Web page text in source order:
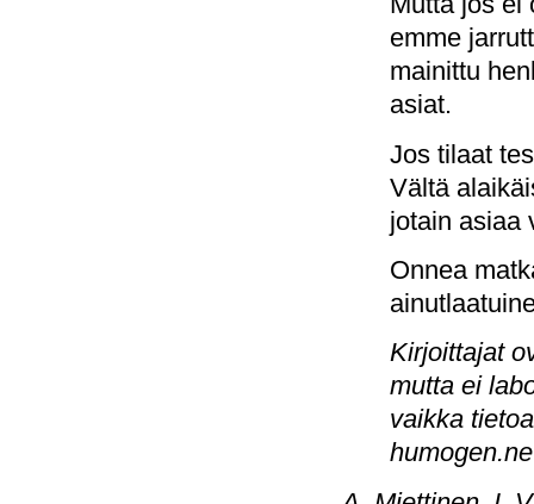
emme
mainittu
asiat.
Jos tilaat
Vältä
jotain asiaa
Onnea
Kirjoittajat
mutta ei
vaikka